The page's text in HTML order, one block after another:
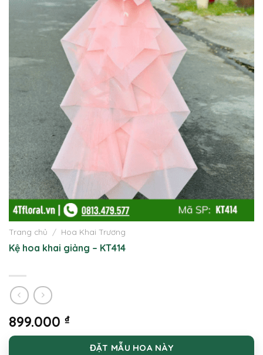
Trang chủ / Hoa Khai Trương
Kệ hoa khai giảng – KT414
899.000 ₫
ĐẶT MẪU HOA NÀY